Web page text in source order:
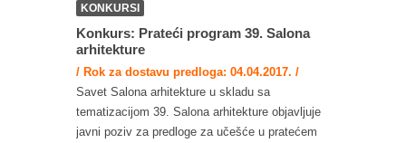
KONKURSI
Konkurs: Prateći program 39. Salona
arhitekture
/ Rok za dostavu predloga: 04.04.2017. /
Savet Salona arhitekture u skladu sa
tematizacijom 39. Salona arhitekture objavljuje
javni poziv za predloge za učešće u pratećem